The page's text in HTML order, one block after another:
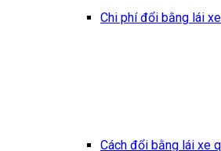
Chi phí đổi bằng lái
Cách đổi bằng lái xe